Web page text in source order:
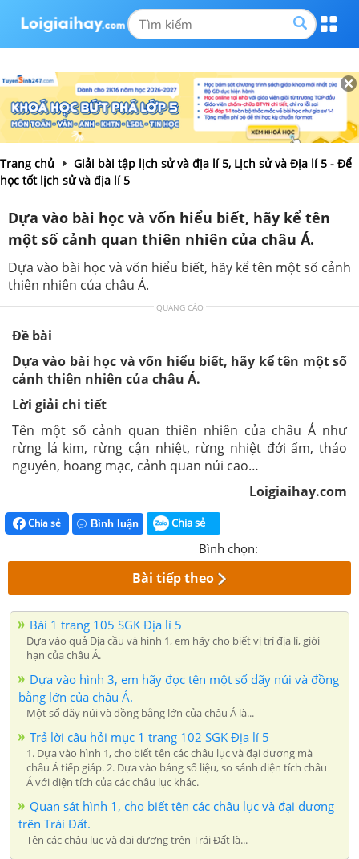
Trang chủ
Giải bài tập lịch sử và địa lí 5, Lịch sử và Địa lí 5 - Để
học tốt lịch sử và địa lí 5
Dựa vào bài học và vốn hiểu biết, hãy kể tên
một số cảnh quan thiên nhiên của châu Á.
Dựa vào bài học và vốn hiểu biết, hãy kể tên một số cảnh
thiên nhiên của châu Á.
QUẢNG CÁO
Đề bài
Dựa vào bài học và vốn hiểu biết, hãy kể tên một số
cảnh thiên nhiên của châu Á.
Lời giải chi tiết
Tên một số cảnh quan thiên nhiên của châu Á như
rừng lá kim, rừng cận nhiệt, rừng nhiệt đới ẩm, thảo
nguyên, hoang mạc, cảnh quan núi cao…
Loigiaihay.com
Chia sẻ Bình luận Chia sẻ
Bình chọn:
Bài tiếp theo
Bài 1 trang 105 SGK Địa lí 5
Dựa vào quả Địa cầu và hình 1, em hãy cho biết vị trí địa lí, giới
hạn của châu Á.
Dựa vào hình 3, em hãy đọc tên một số dãy núi và đồng
bằng lớn của châu Á.
Một số dãy núi và đồng bằng lớn của châu Á là...
Trả lời câu hỏi mục 1 trang 102 SGK Địa lí 5
1. Dựa vào hình 1, cho biết tên các châu lục và đại dương mà
châu Á tiếp giáp. 2. Dựa vào bảng số liệu, so sánh diện tích châu
Á với diện tích của các châu lục khác.
Quan sát hình 1, cho biết tên các châu lục và đại dương
trên Trái Đất.
Tên các châu lục và đại dương trên Trái Đất là...